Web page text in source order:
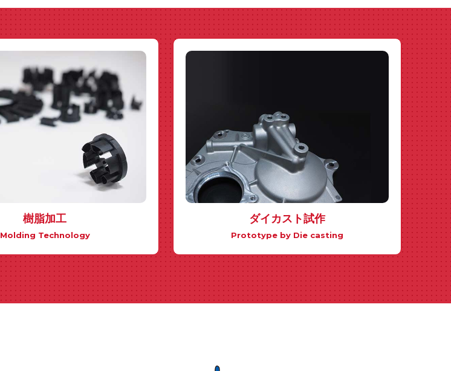
樹脂加工
Molding Technology
ダイカスト試作
Prototype by Die casting